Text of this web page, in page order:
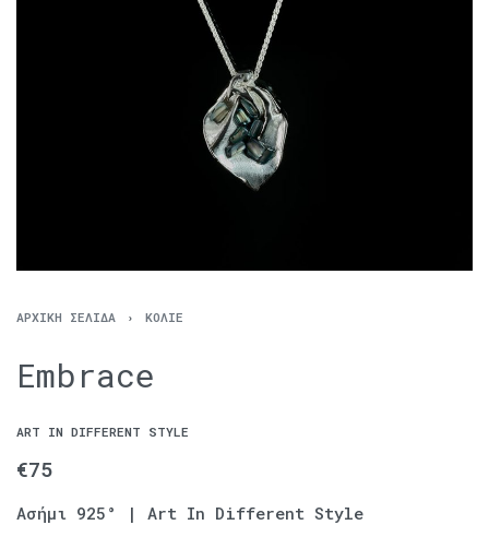
ΑΡΧΙΚΉ ΣΕΛΊΔΑ › ΚΟΛΙΈ
Embrace
ART IN DIFFERENT STYLE
€75
Ασήμι 925° | Art In Different Style